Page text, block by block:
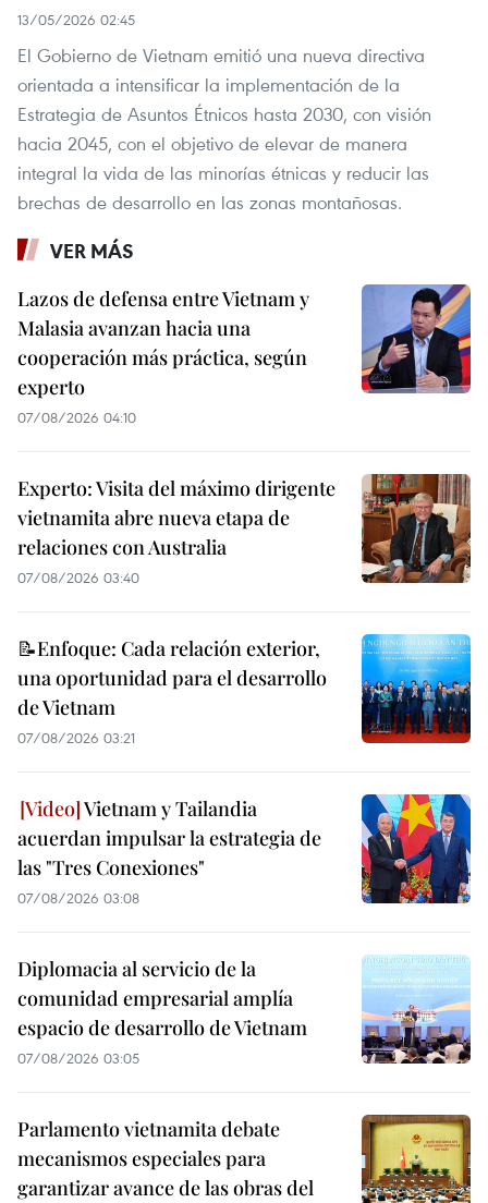
13/05/2026 02:45
El Gobierno de Vietnam emitió una nueva directiva
orientada a intensificar la implementación de la
Estrategia de Asuntos Étnicos hasta 2030, con visión
hacia 2045, con el objetivo de elevar de manera
integral la vida de las minorías étnicas y reducir las
brechas de desarrollo en las zonas montañosas.
VER MÁS
Lazos de defensa entre Vietnam y
Malasia avanzan hacia una
cooperación más práctica, según
experto
07/08/2026 04:10
Experto: Visita del máximo dirigente
vietnamita abre nueva etapa de
relaciones con Australia
07/08/2026 03:40
📝Enfoque: Cada relación exterior,
una oportunidad para el desarrollo
de Vietnam
07/08/2026 03:21
Vietnam y Tailandia
acuerdan impulsar la estrategia de
las "Tres Conexiones"
07/08/2026 03:08
Diplomacia al servicio de la
comunidad empresarial amplía
espacio de desarrollo de Vietnam
07/08/2026 03:05
Parlamento vietnamita debate
mecanismos especiales para
garantizar avance de las obras del